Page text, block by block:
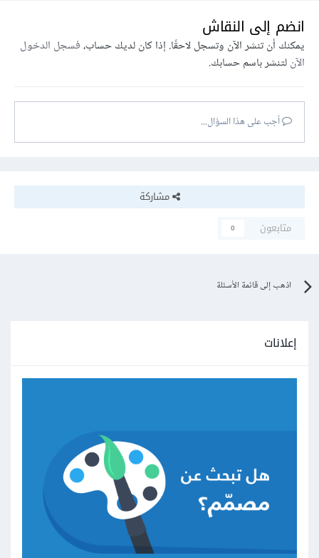
انضم إلى النقاش
يمكنك أن تنشر الآن وتسجل لاحقًا. إذا كان لديك حساب،فسجل الدخول
الآنلتنشر باسم حسابك.
أجب على هذا السؤال...
مشاركة
متابعون
0
اذهب إلى قائمة الأسئلة
إعلانات